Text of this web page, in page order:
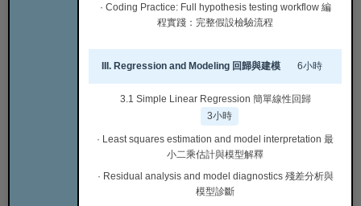
· Coding Practice: Full hypothesis testing workflow 編
程實踐：完整假設檢驗流程
III. Regression and Modeling 回歸與建模 6小時
3.1 Simple Linear Regression 簡單線性回歸
3小時
· Least squares estimation and model interpretation 最
小二乘估計與模型解釋
· Residual analysis and model diagnostics 殘差分析與
模型診斷